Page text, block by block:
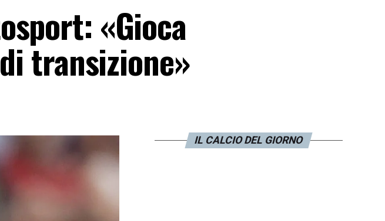
«Gioca
transizione»
IL CALCIO DEL GIORNO